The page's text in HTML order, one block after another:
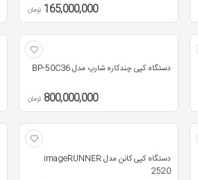
165,000,000 تومان
دستگاه کپی چندکاره شارپ مدل BP-50C36
800,000,000 تومان
دستگاه کپی کانن مدل imageRUNNER
2520